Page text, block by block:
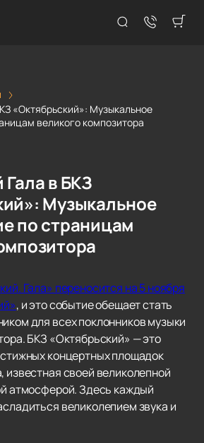
«Октябрьский»: Музыкальное
великого композитора
в БКЗ
Музыкальное
по страницам
Гала» переносится на 5 ноября
, и это событие обещает стать
для всех поклонников музыки
БКЗ «Октябрьский» — это
концертных площадок
известная своей великолепной
атмосферой. Здесь каждый
великолепием звука и